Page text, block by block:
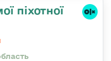
піхотної